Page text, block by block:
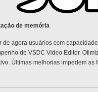
de memória
de agora usuários com
de VSDC Video Editor.
Últimas melhorias impedem as